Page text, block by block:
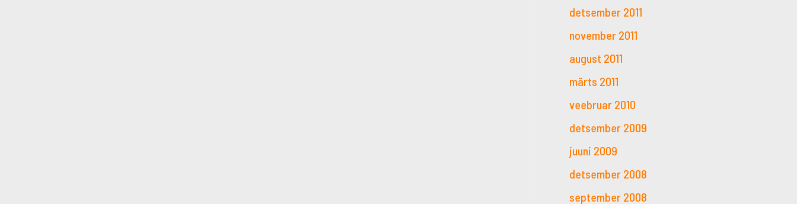
detsember 2011
november 2011
august 2011
märts 2011
veebruar 2010
detsember 2009
juuni 2009
detsember 2008
september 2008